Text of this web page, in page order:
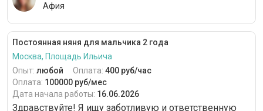
Афия
Постоянная няня для мальчика 2 года
Москва, Площадь Ильича
Опыт: любой Оплата: 400 руб/час
Оплата: 100000 руб/мес
Дата начала работы: 16.06.2026
Здравствуйте! Я ищу заботливую и ответственную